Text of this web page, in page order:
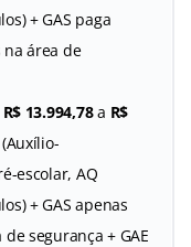
+ GAS paga
na área de
R$ 13.994,78a R$
escolar, AQ
+ GAS apenas
segurança + GAE